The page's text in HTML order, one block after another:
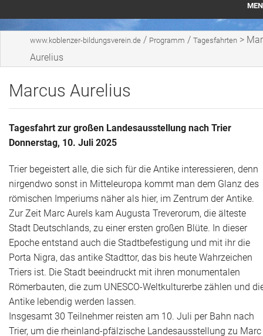
Startseite
Programm
Der Verein
Kontakt
Aktuelles
www.koblenzer-bildungsverein.de / Programm / Tagesfahrten >
Aurelius
Marcus Aurelius
Tagesfahrt zur großen Landesausstellung nach Trier
Donnerstag, 10. Juli 2025
Trier begeistert alle, die sich für die Antike interessieren, denn
nirgendwo sonst in Mitteleuropa kommt man dem Glanz des
römischen Imperiums näher als hier, im Zentrum der Antike.
Zur Zeit Marc Aurels kam Augusta Treverorum, die älteste
Stadt Deutschlands, zu einer ersten großen Blüte. In dieser
Epoche entstand auch die Stadtbefestigung und mit ihr die
Porta Nigra, das antike Stadttor, das bis heute Wahrzeichen
Triers ist. Die Stadt beeindruckt mit ihren monumentalen
Römerbauten, die zum UNESCO-Weltkulturerbe zählen und
Antike lebendig werden lassen.
Insgesamt 30 Teilnehmer reisten am 10. Juli per Bahn nach
Trier, um die rheinland-pfälzische Landesausstellung zu Marc